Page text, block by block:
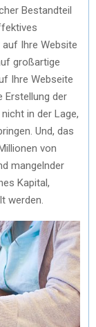
Bestandteil
Ihre Website
großartige
Ihre Webseite
Erstellung der
in der Lage,
Und, das
von
mangelnder
Kapital,
werden.